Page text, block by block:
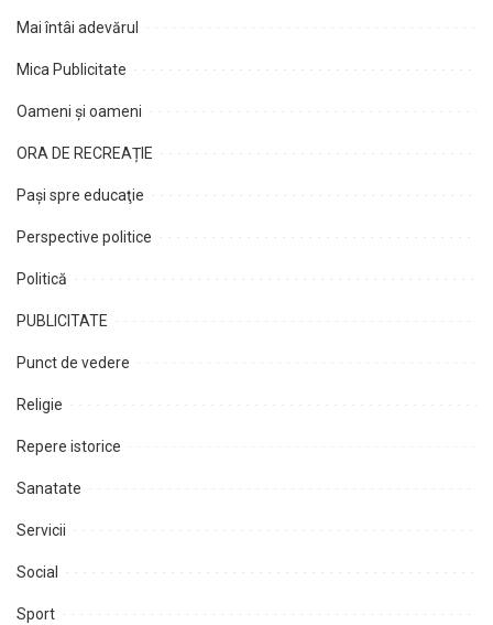
Mai întâi adevărul
Mica Publicitate
Oameni şi oameni
ORA DE RECREAȚIE
Paşi spre educaţie
Perspective politice
Politică
PUBLICITATE
Punct de vedere
Religie
Repere istorice
Sanatate
Servicii
Social
Sport